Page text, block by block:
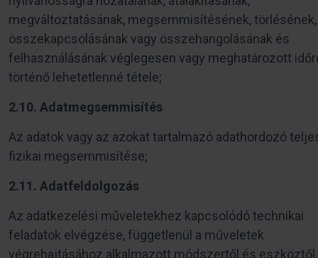
megváltoztatásának, megsemmisítésének, törlésének,
összekapcsolásának vagy összehangolásának és
felhasználásának véglegesen vagy meghatározott
történő lehetetlenné tétele;
2.10. Adatmegsemmisítés
Az adatok vagy az azokat tartalmazó adathordozó
fizikai megsemmisítése;
2.11. Adatfeldolgozás
Az adatkezelési műveletekhez kapcsolódó technikai
feladatok elvégzése, függetlenül a műveletek
végrehajtásához alkalmazott módszertől és eszköztől,